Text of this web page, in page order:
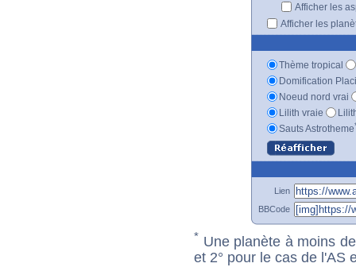
Afficher les
Afficher les
Thème tropical
Domification
Noeud nord vrai
Lilith vraie
Sauts Astrotheme
Lien
BBCode
* Une planète à moins
et 2° pour le cas de l'AS